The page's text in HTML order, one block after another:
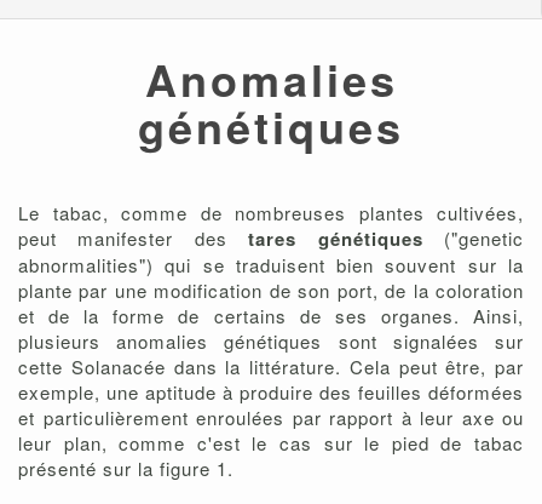
Anomalies
génétiques
Le tabac, comme de nombreuses plantes cultivées,
peut manifester destares génétiques ("genetic
abnormalities") qui se traduisent bien souvent sur la
plante par une modification de son port, de la coloration
et de la forme de certains de ses organes. Ainsi,
plusieurs anomalies génétiques sont signalées sur
cette Solanacée dans la littérature. Cela peut être, par
exemple, une aptitude à produire des feuilles déformées
et particulièrement enroulées par rapport à leur axe ou
leur plan, comme c'est le cas sur le pied de tabac
présenté sur la figure 1.